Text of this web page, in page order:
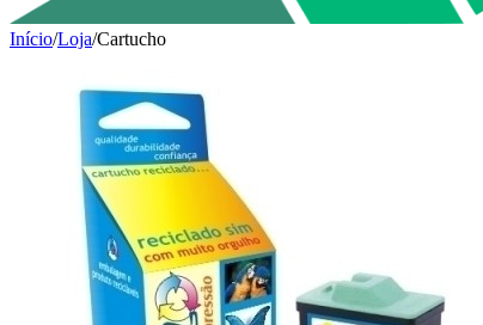
Início/Loja/Cartucho